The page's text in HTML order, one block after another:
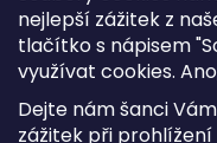
nejlepší zážitek z
tlačítko s nápisem
využívat cookies.
Dejte nám šanci
zážitek při prohlížení
Kontakt
Sitemap